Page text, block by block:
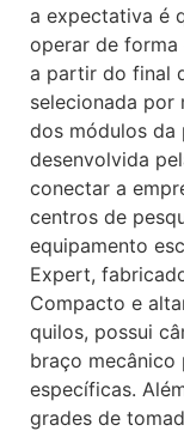
a expectativa é
operar de forma
a partir do final
selecionada por
dos módulos da
desenvolvida
conectar a
centros de
equipamento
Expert,
Compacto e
quilos, possui
braço mecânico
específicas.
grades de